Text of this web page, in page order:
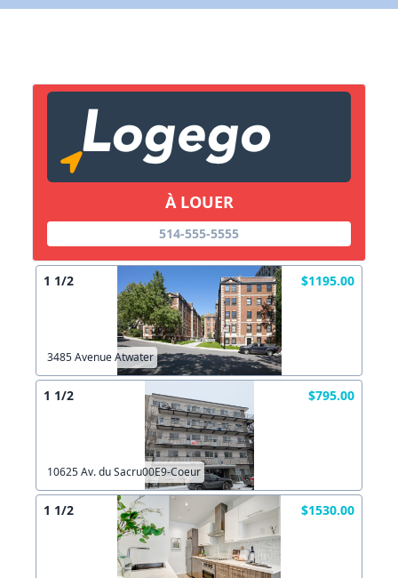
À LOUER
514-555-5555
1 1/2 $1195.00
3485 Avenue Atwater
1 1/2 $795.00
10625 Av. du Sacru00E9-Coeur
1 1/2 $1530.00
Lien vers inscription (sera inclus dans courriel)
Copier lien
X Fermer
X Fermer